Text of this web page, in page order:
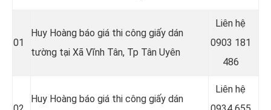
01
Huy Hoàng báo giá thi công giấy dán
tường tại Xã Vĩnh Tân, Tp Tân Uyên
Liên hệ
0903 181
486
Huy Hoàng báo giá thi công giấy dán
Liên hệ